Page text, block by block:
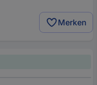
Merken